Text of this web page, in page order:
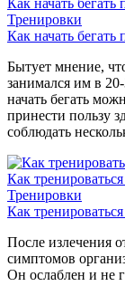
Как начать
Тренировки
Как начать
Бытует мнение,
занимался им в
начать бегать
принести пользу
соблюдать
Как
Тренировки
Как
После излечения
симптомов
Он ослаблен и не